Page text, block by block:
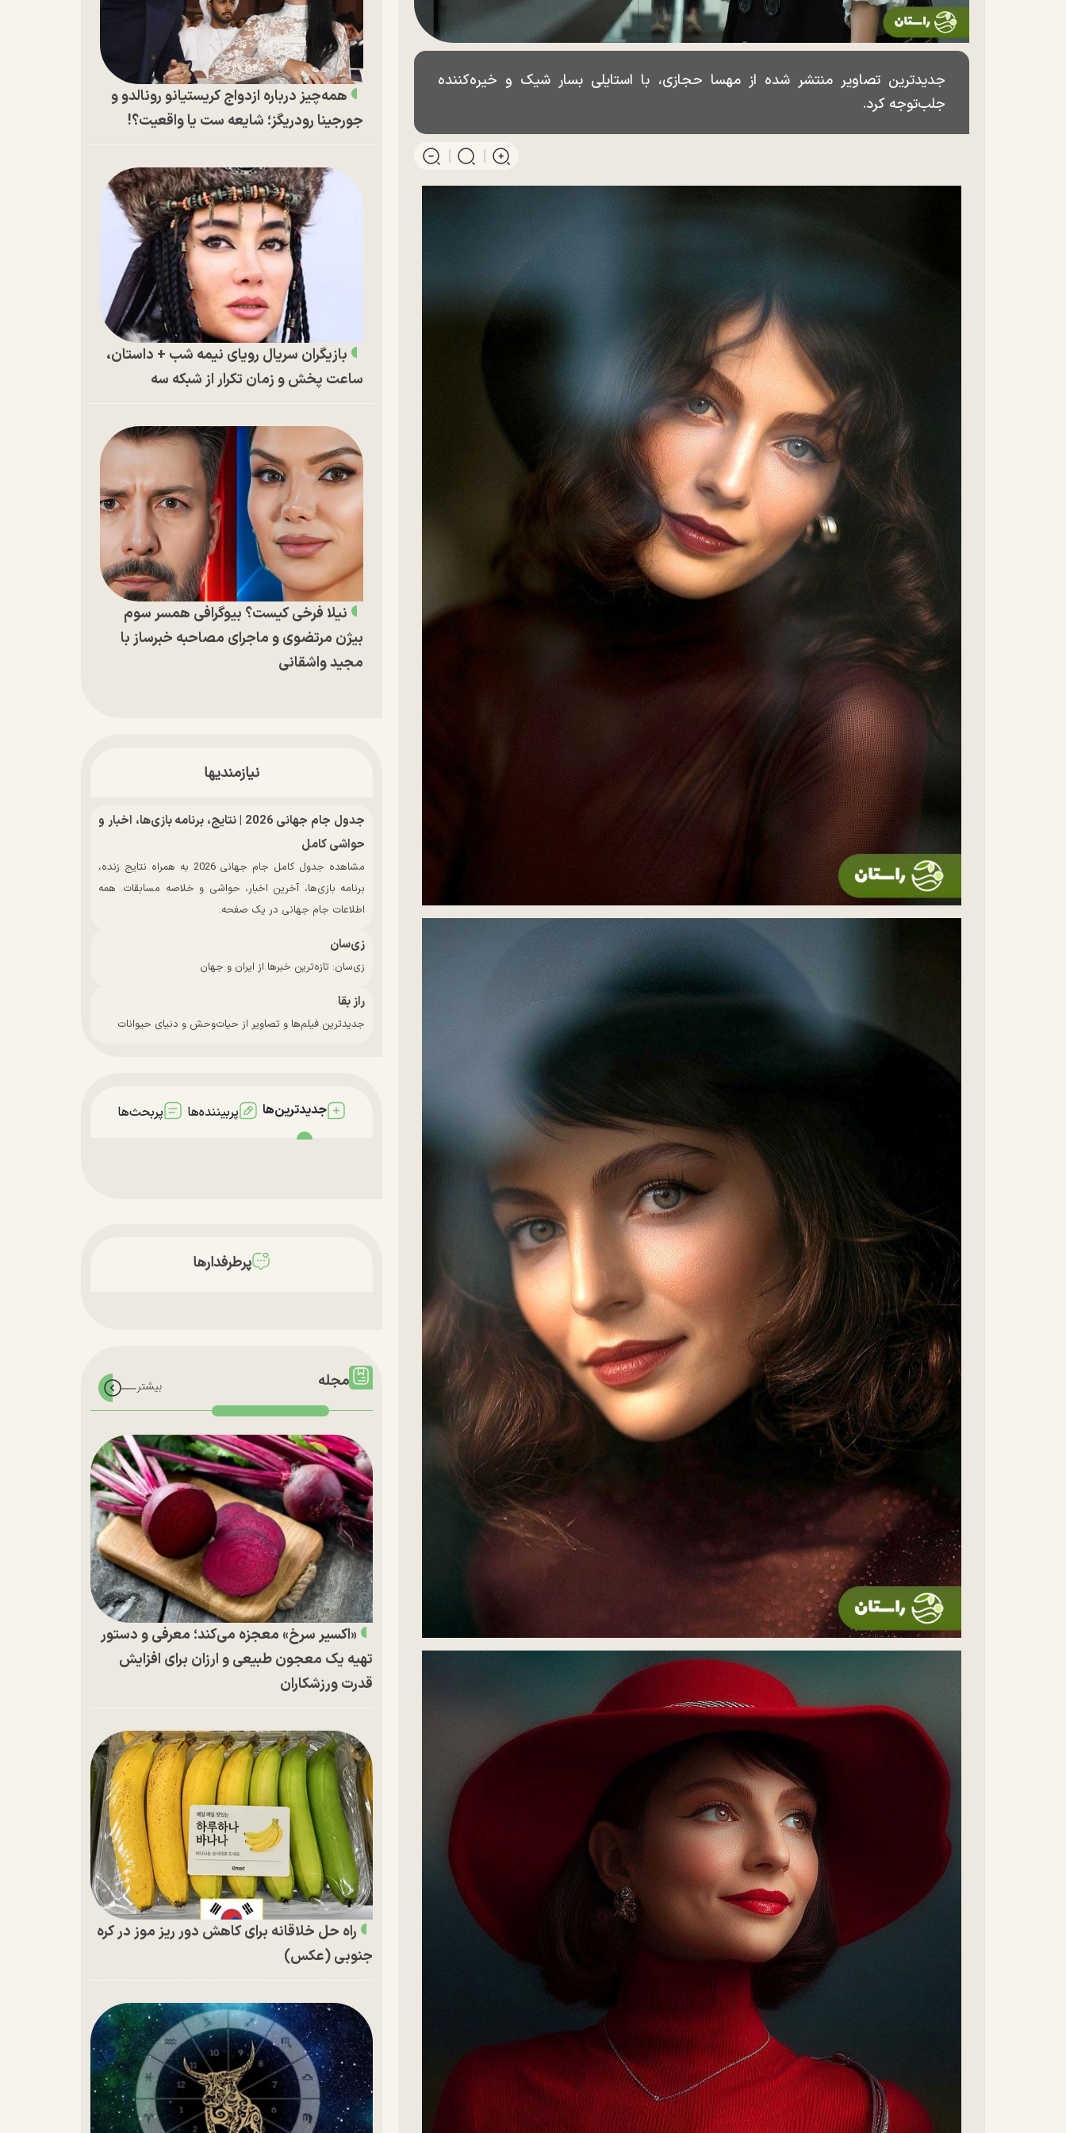
جدیدترین تصاویر منتشر شده از مهسا حجازی، با استایلی بسار شیک و خیره‌کننده
جلب‌توجه کرد.
همه‌چیز درباره ازدواج کریستیانو رونالدو و
جورجینا رودریگز؛ شایعه ست یا واقعیت؟!
بازیگران سریال رویای نیمه شب + داستان،
ساعت پخش و زمان تکرار از شبکه سه
نیلا فرخی کیست؟ بیوگرافی همسر سوم
بیژن مرتضوی و ماجرای مصاحبه خبرساز با
مجید واشقانی
نیازمندیها
جدول جام جهانی 2026 | نتایج، برنامه بازی‌ها، اخبار و
حواشی کامل
مشاهده جدول کامل جام جهانی 2026 به همراه نتایج زنده،
برنامه بازی‌ها، آخرین اخبار، حواشی و خلاصه مسابقات. همه
اطلاعات جام جهانی در یک صفحه.
زی‌سان
زی‌سان: تازه‌ترین خبرها از ایران و جهان
راز بقا
جدیدترین فیلم‌ها و تصاویر از حیات‌وحش و دنیای حیوانات
جدیدترین‌ها پربیننده‌ها پربحث‌ها
پرطرفدارها
مجله
«اکسیر سرخ» معجزه می‌کند؛ معرفی و دستور
تهیه یک معجون طبیعی و ارزان برای افزایش
قدرت ورزشکاران
راه حل خلاقانه برای کاهش دور ریز موز در کره
جنوبی (عکس)